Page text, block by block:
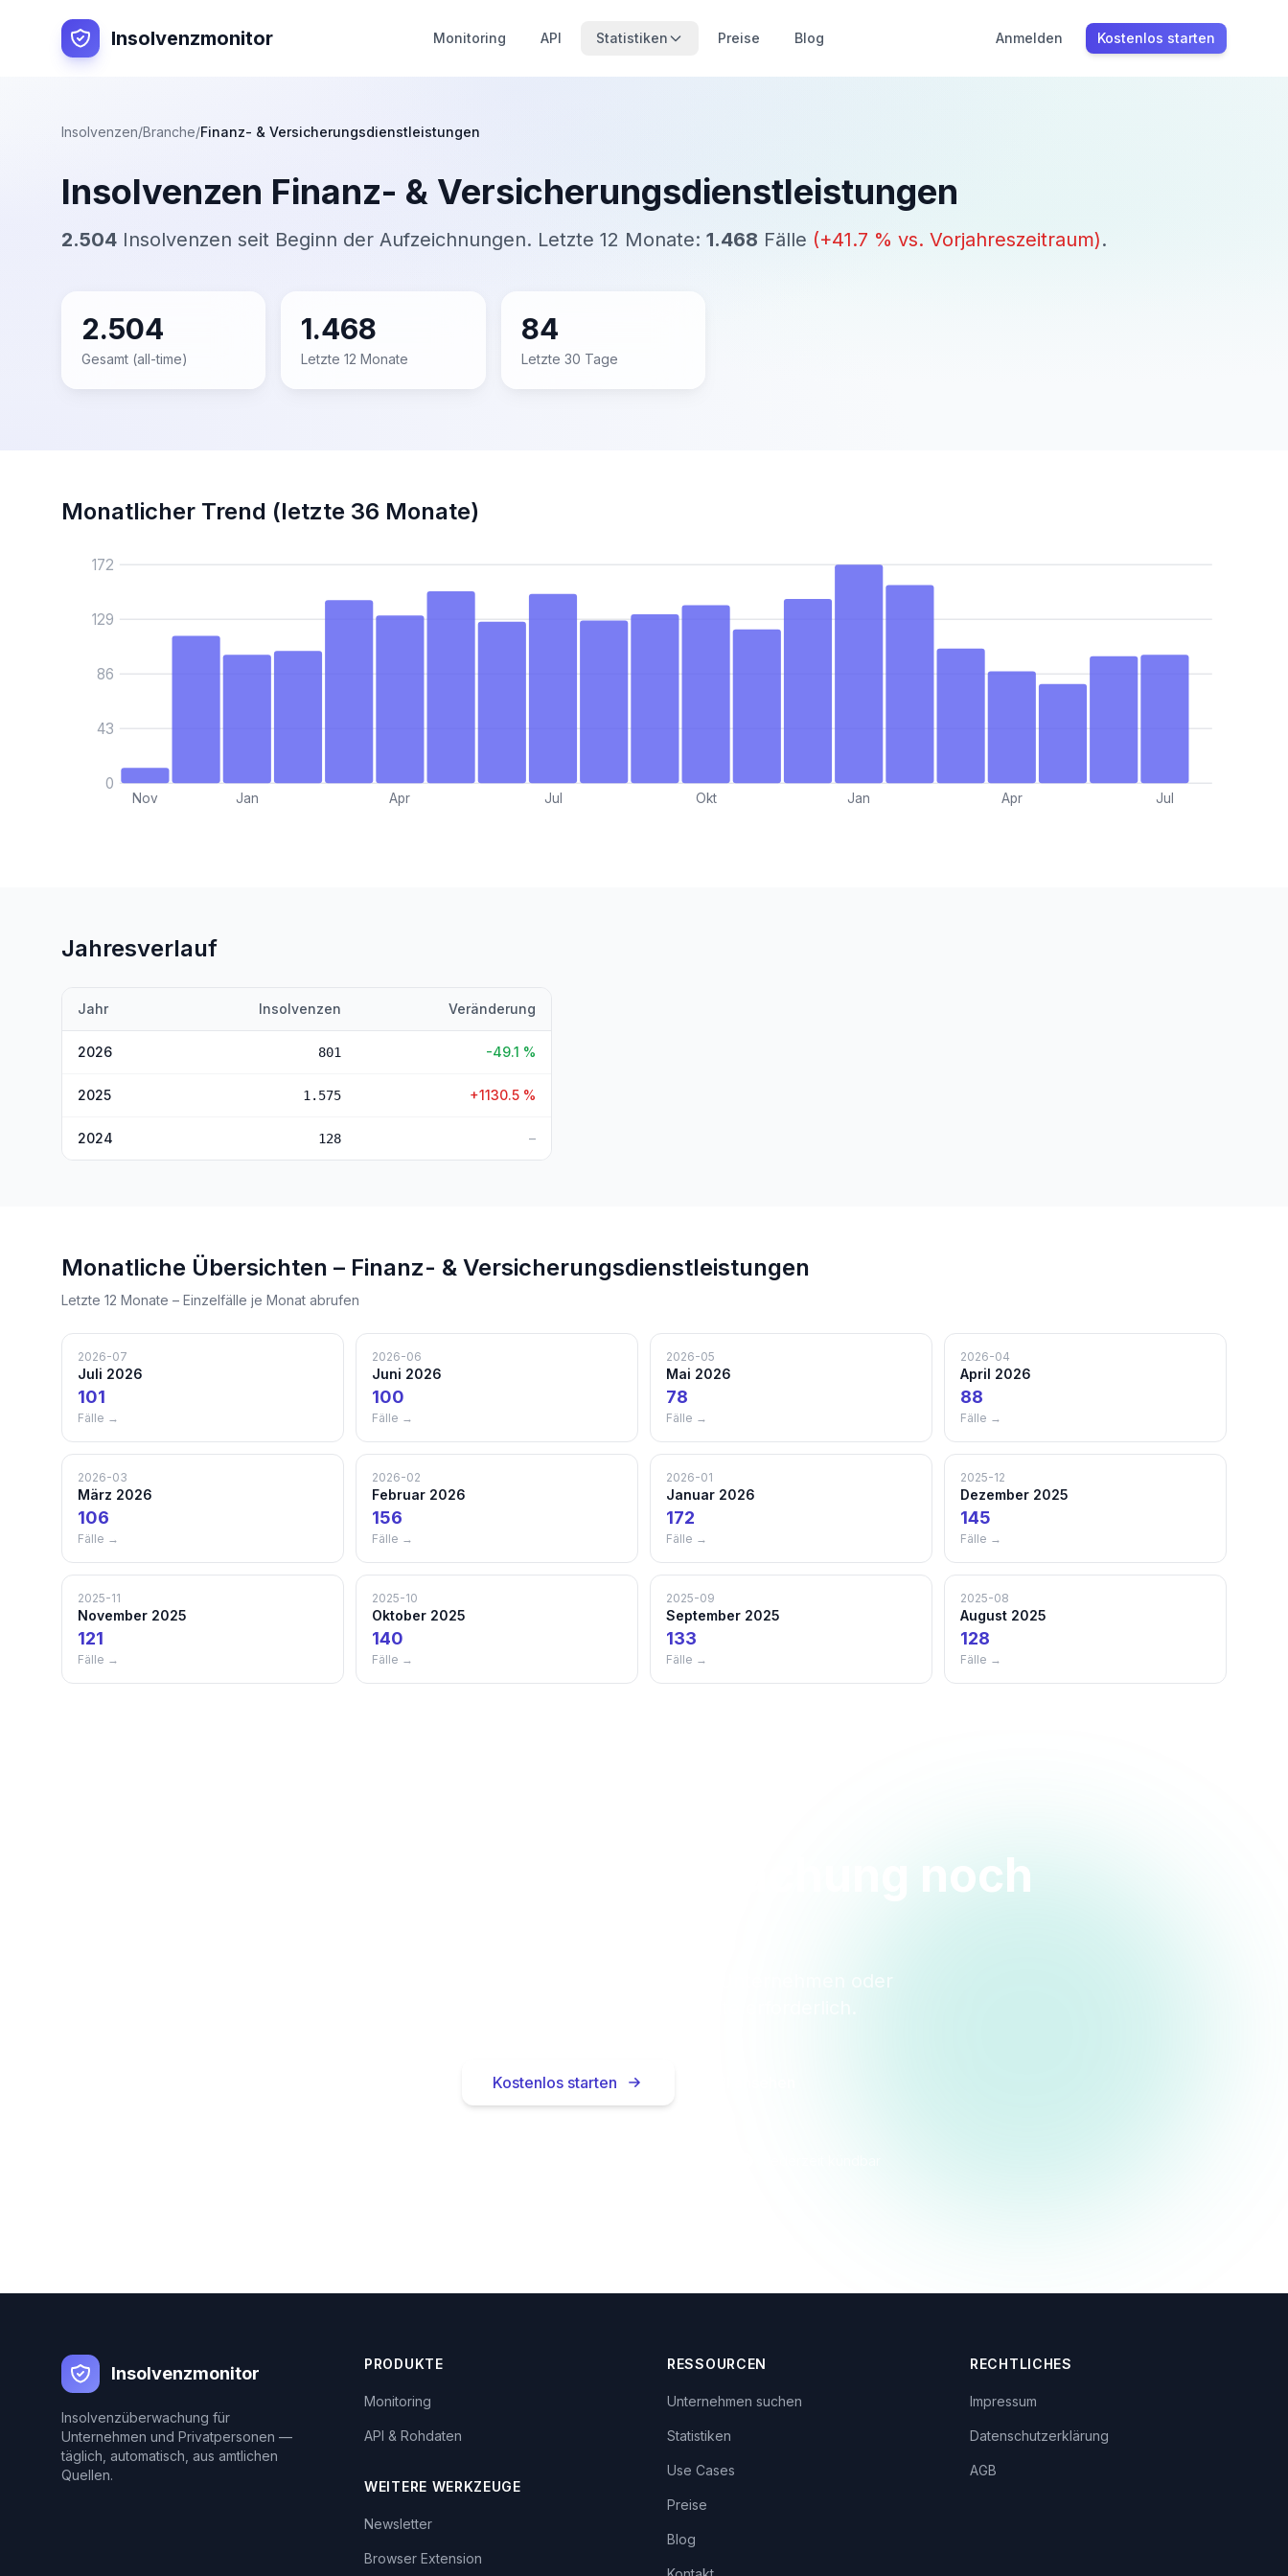
Insolvenzmonitor Monitoring API Statistiken Preise Blog Anmelden Kostenlos starten
Insolvenzen/Branche/Finanz- & Versicherungsdienstleistungen
Insolvenzen Finanz- & Versicherungsdienstleistungen
2.504 Insolvenzen seit Beginn der Aufzeichnungen. Letzte 12 Monate: 1.468 Fälle (+41.7 % vs. Vorjahreszeitraum).
2.504
Gesamt (all-time)
1.468
Letzte 12 Monate
84
Letzte 30 Tage
Monatlicher Trend (letzte 36 Monate)
0
43
86
129
172
Nov Jan Apr Jul Okt Jan Apr Jul
Jahresverlauf
Jahr Insolvenzen Veränderung
2026 801 -49.1 %
2025 1.575 +1130.5 %
2024 128 –
Monatliche Übersichten – Finanz- & Versicherungsdienstleistungen
Letzte 12 Monate – Einzelfälle je Monat abrufen
2026-07
Juli 2026
101
Fälle →
2026-06
Juni 2026
100
Fälle →
2026-05
Mai 2026
78
Fälle →
2026-04
April 2026
88
Fälle →
2026-03
März 2026
106
Fälle →
2026-02
Februar 2026
156
Fälle →
2026-01
Januar 2026
172
Fälle →
2025-12
Dezember 2025
145
Fälle →
2025-11
November 2025
121
Fälle →
2025-10
Oktober 2025
140
Fälle →
2025-09
September 2025
133
Fälle →
2025-08
August 2025
128
Fälle →
Starten Sie die Überwachung noch
Kostenlos für bis zu 10 Einheiten — Unternehmen oder
Kostenlos starten
Insolvenzmonitor
Insolvenzüberwachung für
Unternehmen und Privatpersonen —
täglich, automatisch, aus amtlichen
Quellen.
PRODUKTE
Monitoring
API & Rohdaten
WEITERE WERKZEUGE
Newsletter
Browser Extension
RESSOURCEN
Unternehmen suchen
Statistiken
Use Cases
Preise
Blog
RECHTLICHES
Impressum
Datenschutzerklärung
AGB